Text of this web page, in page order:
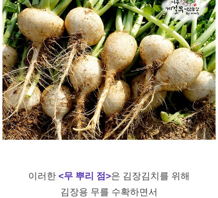
이러한 <무 뿌리 점>은 김장김치를 위해
김장용 무를 수확하면서